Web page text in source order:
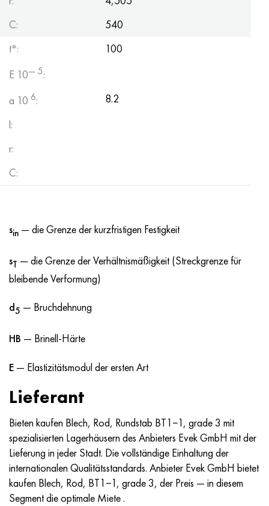
C:
540
t°:
100
E 10— 5:
a 10 6:
8.2
l:
r:
C:
sin — die Grenze der kurzfristigen Festigkeit
sT — die Grenze der Verhältnismäßigkeit (Streckgrenze für
bleibende Verformung)
d5 — Bruchdehnung
HB — Brinell-Härte
E — Elastizitätsmodul der ersten Art
Lieferant
Bieten kaufen Blech, Rod, Rundstab BT1−1, grade 3 mit
spezialisierten Lagerhäusern des Anbieters Evek GmbH mit der
Lieferung in jeder Stadt. Die vollständige Einhaltung der
internationalen Qualitätsstandards. Anbieter Evek GmbH bietet
kaufen Blech, Rod, BT1−1, grade 3, der Preis — in diesem
Segment die optimale Miete .
Hastelloy C-276
Hastelloy 3
Hastelloy x
Udimet 500
40HFA, 1.7223, aisi 4142
45HN2MFA, k2425, 45hnmf
А40G, 44smn28, 1.0762, 46s20